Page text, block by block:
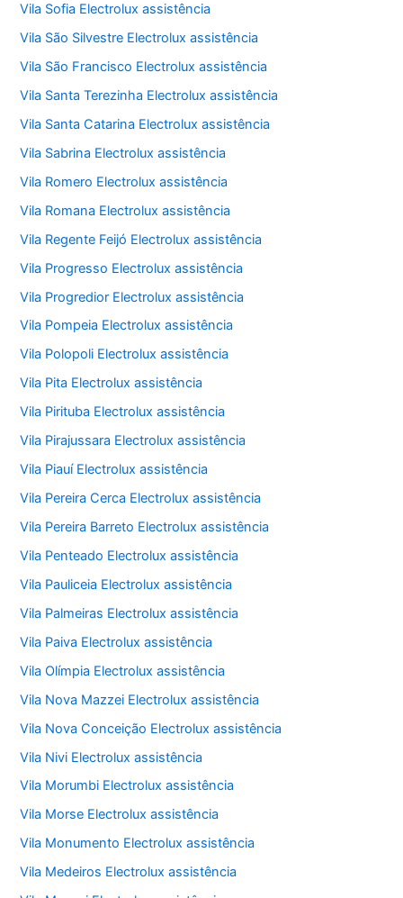
Vila Sofia Electrolux assistência
Vila São Silvestre Electrolux assistência
Vila São Francisco Electrolux assistência
Vila Santa Terezinha Electrolux assistência
Vila Santa Catarina Electrolux assistência
Vila Sabrina Electrolux assistência
Vila Romero Electrolux assistência
Vila Romana Electrolux assistência
Vila Regente Feijó Electrolux assistência
Vila Progresso Electrolux assistência
Vila Progredior Electrolux assistência
Vila Pompeia Electrolux assistência
Vila Polopoli Electrolux assistência
Vila Pita Electrolux assistência
Vila Pirituba Electrolux assistência
Vila Pirajussara Electrolux assistência
Vila Piauí Electrolux assistência
Vila Pereira Cerca Electrolux assistência
Vila Pereira Barreto Electrolux assistência
Vila Penteado Electrolux assistência
Vila Pauliceia Electrolux assistência
Vila Palmeiras Electrolux assistência
Vila Paiva Electrolux assistência
Vila Olímpia Electrolux assistência
Vila Nova Mazzei Electrolux assistência
Vila Nova Conceição Electrolux assistência
Vila Nivi Electrolux assistência
Vila Morumbi Electrolux assistência
Vila Morse Electrolux assistência
Vila Monumento Electrolux assistência
Vila Medeiros Electrolux assistência